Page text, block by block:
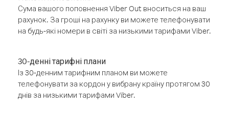
Сума вашого поповнення Viber Out вноситься на ваш
рахунок. За гроші на рахунку ви можете телефонувати
на будь-які номери в світі за низькими тарифами Viber.
30-денні тарифні плани
Із 30-денним тарифним планом ви можете
телефонувати за кордон у вибрану країну протягом 30
днів за низькими тарифами Viber.